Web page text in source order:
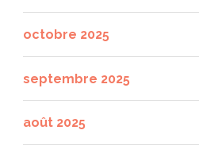
octobre 2025
septembre 2025
août 2025